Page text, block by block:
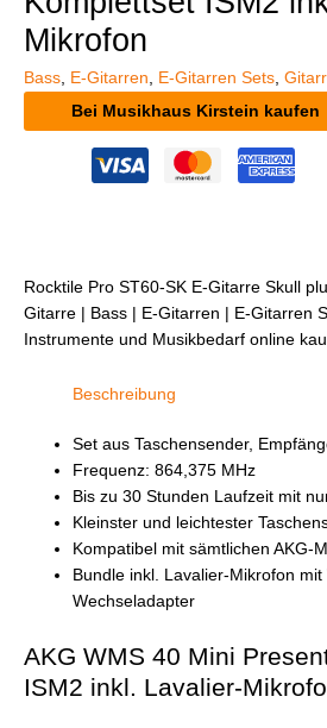
Mikrofon
Bass, E-Gitarren, E-Gitarren Sets,
Bei Musikhaus Kirstein kaufen
Rocktile Pro ST60-SK E-Gitarre Skull
Gitarre | Bass | E-Gitarren | E-Gitarren
Instrumente und Musikbedarf online
Beschreibung
Set aus Taschensender,
Frequenz: 864,375 MHz
Bis zu 30 Stunden Laufzeit mit
Kleinster und leichtester
Kompatibel mit sämtlichen AKG-
Bundle inkl. Lavalier-Mikrofon
Wechseladapter
AKG WMS 40 Mini
ISM2 inkl. Lavalier-